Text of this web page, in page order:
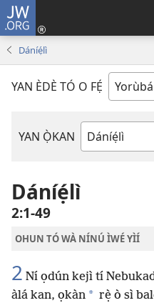
JW.ORG
Dáníẹ́lì
YAN ÈDÈ TÓ O FẸ́
YAN Ọ̀KAN
Ìwé
Dáníẹ́lì
2:1-49
OHUN TÓ WÀ NÍNÚ ÌWÉ YÌÍ
2 Ní ọdún kejì tí
àlá kan, ọkàn * rẹ̀ ò sì